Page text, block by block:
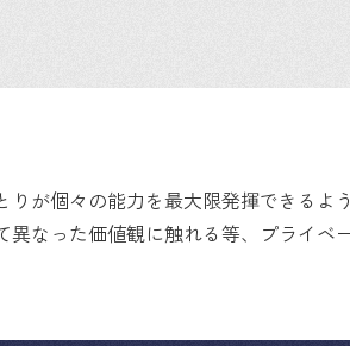
が個々の能力を最大限発揮できる
異なった価値観に触れる等、プライ